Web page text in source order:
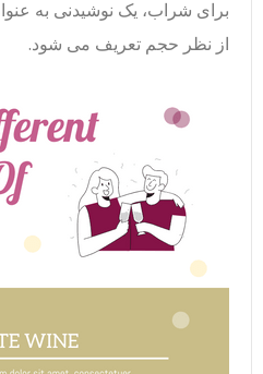
از نظر حجم تعریف می شود.